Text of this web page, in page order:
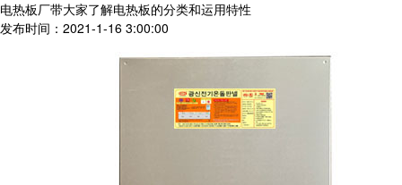
电热板厂带大家了解电热板的分类和运用特性
发布时间：2021-1-16 3:00:00